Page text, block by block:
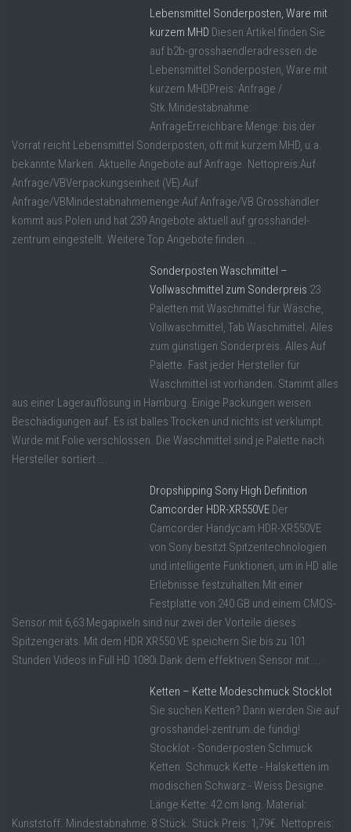
Lebensmittel Sonderposten, Ware mit
kurzem MHD Diesen Artikel finden Sie
auf b2b-grosshaendleradressen.de
Lebensmittel Sonderposten, Ware mit
kurzem MHDPreis: Anfrage /
Stk.Mindestabnahme:
AnfrageErreichbare Menge: bis der
Vorrat reicht Lebensmittel Sonderposten, oft mit kurzem MHD, u.a.
bekannte Marken. Aktuelle Angebote auf Anfrage. Nettopreis:Auf
Anfrage/VBVerpackungseinheit (VE):Auf
Anfrage/VBMindestabnahmemenge:Auf Anfrage/VB Grosshändler
kommt aus Polen und hat 239 Angebote aktuell auf grosshandel-
zentrum eingestellt. Weitere Top Angebote finden ...
Sonderposten Waschmittel –
Vollwaschmittel zum Sonderpreis 23
Paletten mit Waschmittel für Wäsche,
Vollwaschmittel, Tab Waschmittel. Alles
zum günstigen Sonderpreis. Alles Auf
Palette. Fast jeder Hersteller für
Waschmittel ist vorhanden. Stammt alles
aus einer Lagerauflösung in Hamburg. Einige Packungen weisen
Beschädigungen auf. Es ist balles Trocken und nichts ist verklumpt.
Wurde mit Folie verschlossen. Die Waschmittel sind je Palette nach
Hersteller sortiert ...
Dropshipping Sony High Definition
Camcorder HDR-XR550VE Der
Camcorder Handycam HDR-XR550VE
von Sony besitzt Spitzentechnologien
und intelligente Funktionen, um in HD alle
Erlebnisse festzuhalten.Mit einer
Festplatte von 240 GB und einem CMOS-
Sensor mit 6,63 Megapixeln sind nur zwei der Vorteile dieses
Spitzengeräts. Mit dem HDR XR550 VE speichern Sie bis zu 101
Stunden Videos in Full HD 1080i.Dank dem effektiven Sensor mit ...
Ketten – Kette Modeschmuck Stocklot
Sie suchen Ketten? Dann werden Sie auf
grosshandel-zentrum.de fündig!
Stocklot - Sonderposten Schmuck
Ketten. Schmuck Kette - Halsketten im
modischen Schwarz - Weiss Designe.
Länge Kette: 42 cm lang. Material:
Kunststoff. Mindestabnahme: 8 Stück. Stück Preis: 1,79€. Nettopreis: